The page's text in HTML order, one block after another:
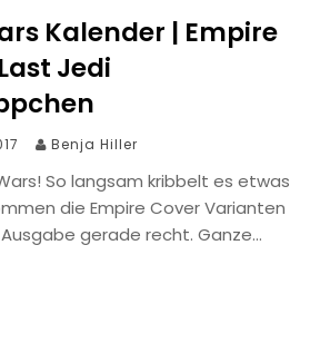
Kalender | Empire
Jedi
Benja Hiller
So langsam kribbelt es etwas
die Empire Cover Varianten
gerade recht. Ganze…